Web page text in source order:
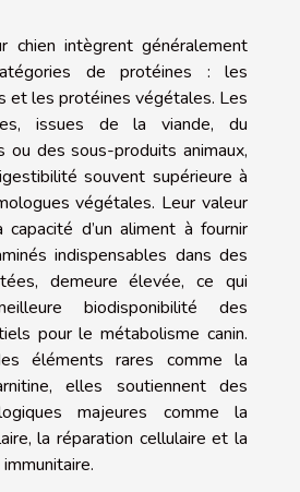
chien intègrent généralement
de protéines : les
et les protéines végétales. Les
issues de la viande, du
des sous-produits animaux,
souvent supérieure à
végétales. Leur valeur
d’un aliment à fournir
indispensables dans des
demeure élevée, ce qui
biodisponibilité des
pour le métabolisme canin.
éléments rares comme la
elles soutiennent des
majeures comme la
la réparation cellulaire et la